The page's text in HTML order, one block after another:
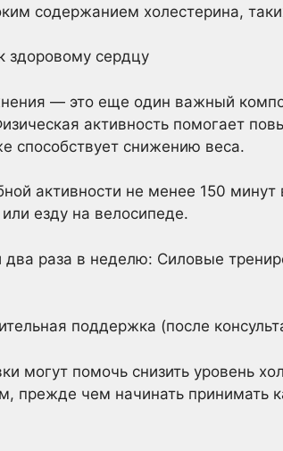
содержанием холестерина,
здоровому сердцу
— это еще один важный
активность помогает
способствует снижению веса.
активности не менее 150
езду на велосипеде.
два раза в неделю: Силовые
поддержка (после
могут помочь снизить уровень
прежде чем начинать принимать